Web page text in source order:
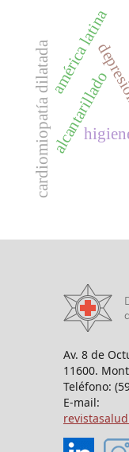
américa latina
alcantarillado
cardiomiopatía dilatada
Av. 8 de
11600.
Teléfono:
E-mail: